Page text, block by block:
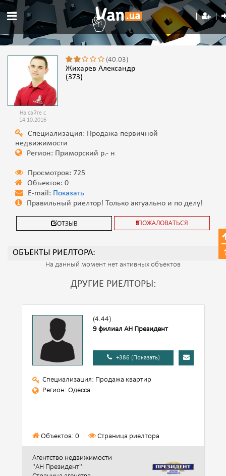
На сайте с
14.10.2016
(40.03)
Жихарев Александр
(373)
Специализация: Продажа первичной
недвижимости
Регион: Приморский р.- н
Просмотров: 725
Объектов: 0
E-mail: Показать
Правильный риелтор! Только актуально и по делу!
ОТЗЫВ ПОЖАЛОВАТЬСЯ
ОБЪЕКТЫ РИЕЛТОРА:
На данный момент нет активных объектов
ДРУГИЕ РИЕЛТОРЫ:
(4.44)
9 филиал АН Президент
+386 (Показать)
Специализация: Продажа квартир
Регион: Одесса
Объектов: 0 Страница риелтора
Агентство недвижимости
"АН Президент"